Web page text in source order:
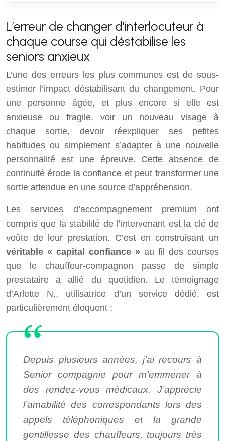
L’erreur de changer d’interlocuteur à
chaque course qui déstabilise les
seniors anxieux
L’une des erreurs les plus communes est de sous-
estimer l’impact déstabilisant du changement. Pour
une personne âgée, et plus encore si elle est
anxieuse ou fragile, voir un nouveau visage à
chaque sortie, devoir réexpliquer ses petites
habitudes ou simplement s’adapter à une nouvelle
personnalité est une épreuve. Cette absence de
continuité érode la confiance et peut transformer une
sortie attendue en une source d’appréhension.
Les services d’accompagnement premium ont
compris que la stabilité de l’intervenant est la clé de
voûte de leur prestation. C’est en construisant un
véritable « capital confiance » au fil des courses
que le chauffeur-compagnon passe de simple
prestataire à allié du quotidien. Le témoignage
d’Arlette N., utilisatrice d’un service dédié, est
particulièrement éloquent :
Depuis plusieurs années, j’ai recours à
Senior compagnie pour m’emmener à
des rendez-vous médicaux. J’apprécie
l’amabilité des correspondants lors des
appels téléphoniques et la grande
gentillesse des chauffeurs, toujours très